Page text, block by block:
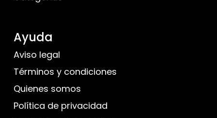
Ayuda
Aviso legal
Términos y condiciones
Quienes somos
Política de privacidad